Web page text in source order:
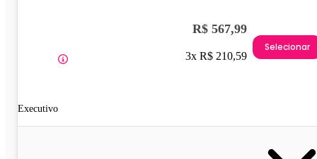
Executivo
R$ 567,99
3x R$ 210,59
Selecionar